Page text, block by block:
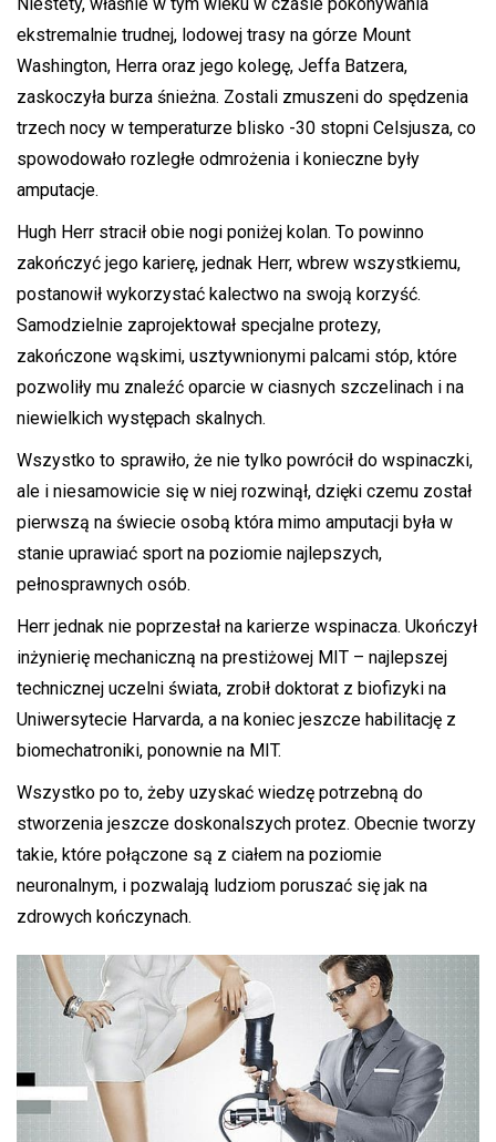
ekstremalnie trudnej, lodowej trasy na górze Mount
Washington, Herra oraz jego kolegę, Jeffa Batzera,
zaskoczyła burza śnieżna. Zostali zmuszeni do spędzenia
trzech nocy w temperaturze blisko -30 stopni Celsjusza, co
spowodowało rozległe odmrożenia i konieczne były
amputacje.
Hugh Herr stracił obie nogi poniżej kolan. To powinno
zakończyć jego karierę, jednak Herr, wbrew wszystkiemu,
postanowił wykorzystać kalectwo na swoją korzyść.
Samodzielnie zaprojektował specjalne protezy,
zakończone wąskimi, usztywnionymi palcami stóp, które
pozwoliły mu znaleźć oparcie w ciasnych szczelinach i na
niewielkich występach skalnych.
Wszystko to sprawiło, że nie tylko powrócił do wspinaczki,
ale i niesamowicie się w niej rozwinął, dzięki czemu został
pierwszą na świecie osobą która mimo amputacji była w
stanie uprawiać sport na poziomie najlepszych,
pełnosprawnych osób.
Herr jednak nie poprzestał na karierze wspinacza. Ukończył
inżynierię mechaniczną na prestiżowej MIT – najlepszej
technicznej uczelni świata, zrobił doktorat z biofizyki na
Uniwersytecie Harvarda, a na koniec jeszcze habilitację z
biomechatroniki, ponownie na MIT.
Wszystko po to, żeby uzyskać wiedzę potrzebną do
stworzenia jeszcze doskonalszych protez. Obecnie tworzy
takie, które połączone są z ciałem na poziomie
neuronalnym, i pozwalają ludziom poruszać się jak na
zdrowych kończynach.